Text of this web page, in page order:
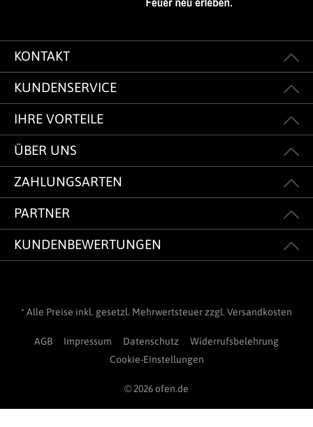
KONTAKT
KUNDENSERVICE
IHRE VORTEILE
ÜBER UNS
ZAHLUNGSARTEN
PARTNER
KUNDENBEWERTUNGEN
* Alle Preise inkl. gesetzl. Mehrwertsteuer zzgl. Versandkosten
AGB Impressum Datenschutz
Widerrufsbelehrung
Cookie-Einstellungen
© 2026 ofen.de